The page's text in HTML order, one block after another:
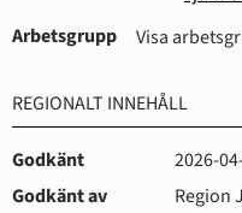
nytt
Arbetsgrupp Visa
REGIONALT INNEHÅLL
Godkänt
2026-
Godkänt av
Region